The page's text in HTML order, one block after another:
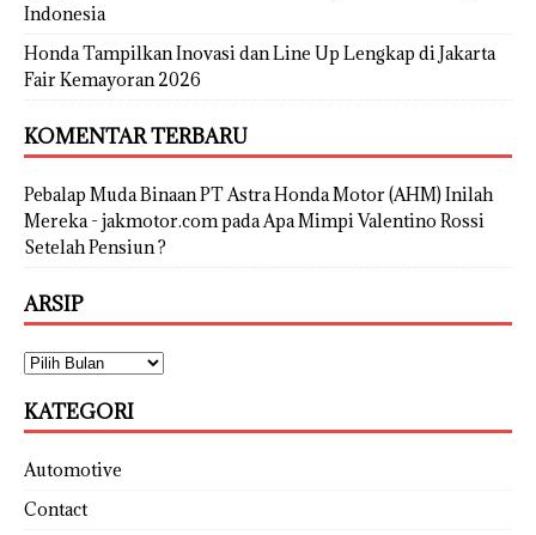
Indonesia
Honda Tampilkan Inovasi dan Line Up Lengkap di Jakarta
Fair Kemayoran 2026
KOMENTAR TERBARU
Pebalap Muda Binaan PT Astra Honda Motor (AHM) Inilah
Mereka - jakmotor.compada Apa Mimpi Valentino Rossi
Setelah Pensiun ?
ARSIP
KATEGORI
Automotive
Contact